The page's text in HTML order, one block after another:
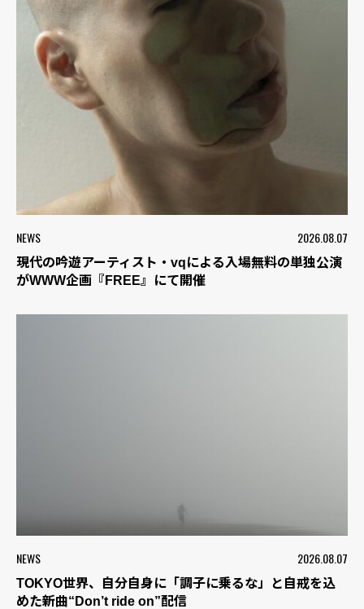
NEWS 2026.08.07
現代の吟遊アーティスト・vqによる入場無料の単独公演
がWWW企画『FREE』にて開催
NEWS 2026.08.07
TOKYO世界、自分自身に「調子に乗るな」と自戒を込
めた新曲“Don’t ride on”配信